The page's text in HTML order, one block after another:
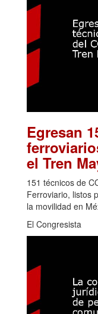
Egresan
el Tren
151 técnicos de
Ferroviario, listos
la movilidad en
El Congresista